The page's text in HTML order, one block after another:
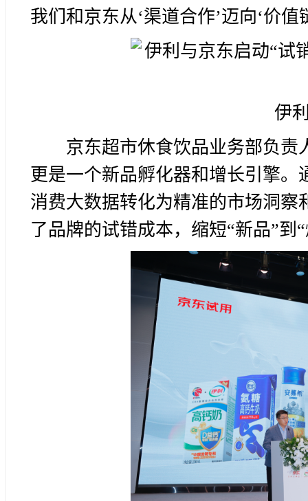
我们和京东从‘渠道合作’迈向‘价值
伊
京东超市休食饮品业务部负责
更是一个新品孵化器和增长引擎
消费大数据转化为精准的市场洞
了品牌的试错成本，缩短“新品”到